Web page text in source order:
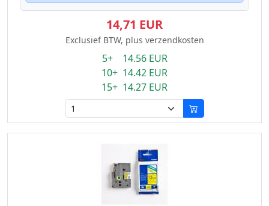
14,71 EUR
Exclusief BTW, plus verzendkosten
5+ 14.56 EUR
10+ 14.42 EUR
15+ 14.27 EUR